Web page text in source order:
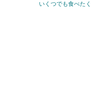
いくつでも食べた